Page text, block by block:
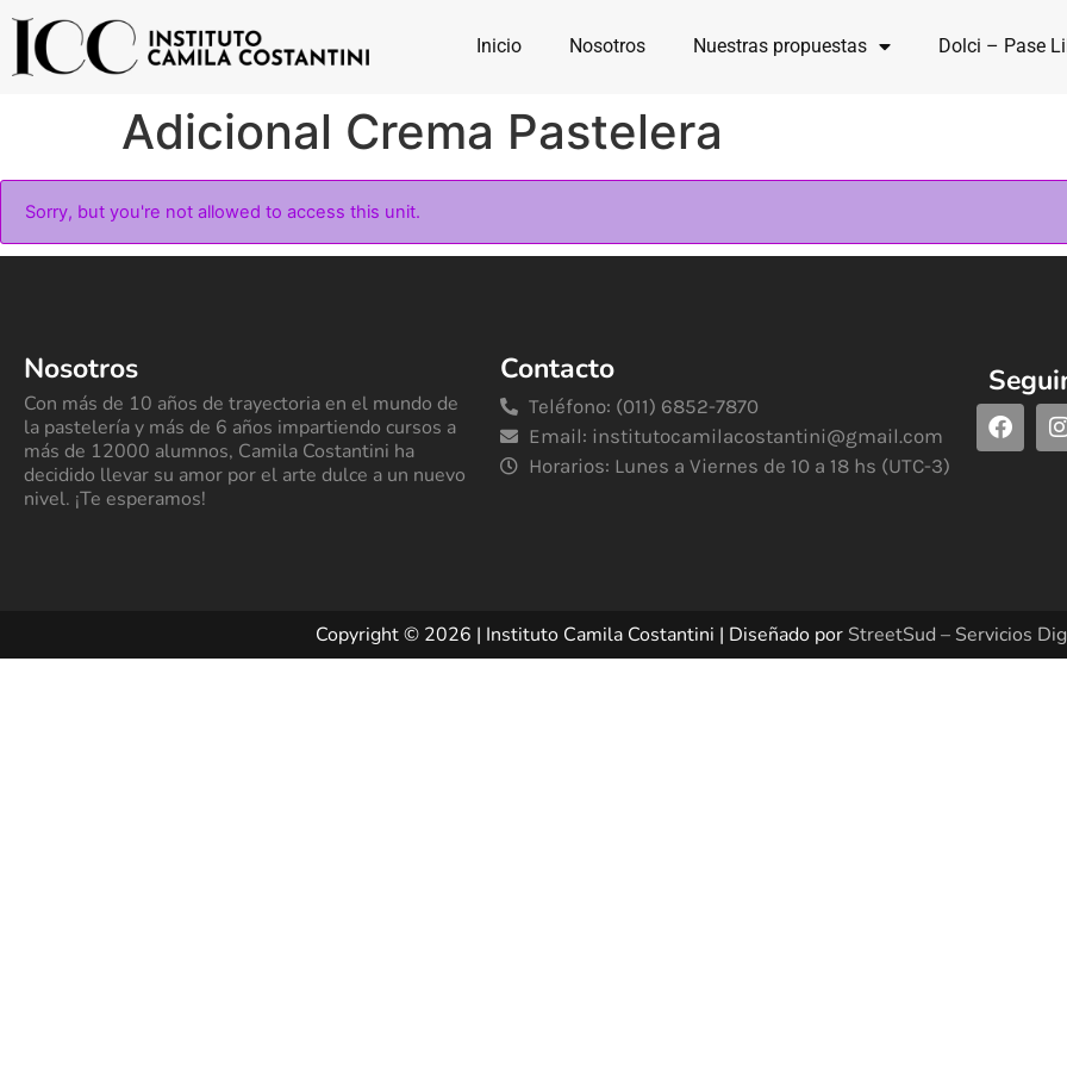
Inicio Nosotros Nuestras propuestas Dolci – Pase
Adicional Crema Pastelera
Sorry, but you're not allowed to access this unit.
Nosotros
Con más de 10 años de trayectoria en el mundo de
la pastelería y más de 6 años impartiendo cursos a
más de 12000 alumnos, Camila Costantini ha
decidido llevar su amor por el arte dulce a un nuevo
nivel. ¡Te esperamos!
Contacto
Teléfono: (011) 6852-7870
Email: institutocamilacostantini@gmail.com
Horarios: Lunes a Viernes de 10 a 18 hs (UTC-3)
Copyright © 2026 | Instituto Camila Costantini | Diseñado por StreetSud – Servicios